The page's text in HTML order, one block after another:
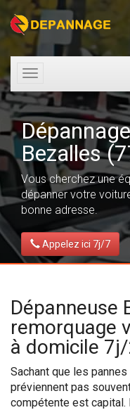
Toggle
navigation
Bezalles
Vous cherchez une
dépanner votre
bonne adresse.
Appelez ici 7j/7
Dépanneuse
remorquage
à domicile
Sachant que les
préviennent pas
compétente est